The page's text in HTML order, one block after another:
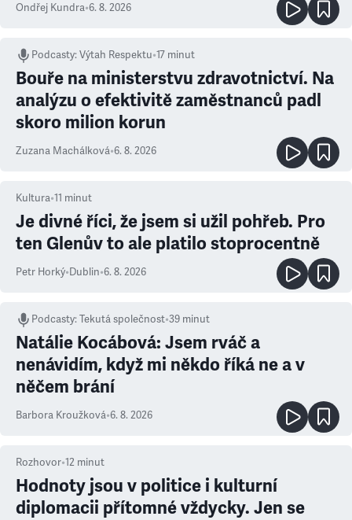
Ondřej Kundra•6. 8. 2026
Podcasty:Výtah Respektu•17 minut
Bouře na ministerstvu zdravotnictví. Na
analýzu o efektivitě zaměstnanců padl
skoro milion korun
Zuzana Machálková•6. 8. 2026
Kultura•11 minut
Je divné říci, že jsem si užil pohřeb. Pro
ten Glenův to ale platilo stoprocentně
Petr Horký•Dublin•6. 8. 2026
Podcasty:Tekutá společnost•39 minut
Natálie Kocábová: Jsem rváč a
nenávidím, když mi někdo říká ne a v
něčem brání
Barbora Kroužková•6. 8. 2026
Rozhovor•12 minut
Hodnoty jsou v politice i kulturní
diplomacii přítomné vždycky. Jen se